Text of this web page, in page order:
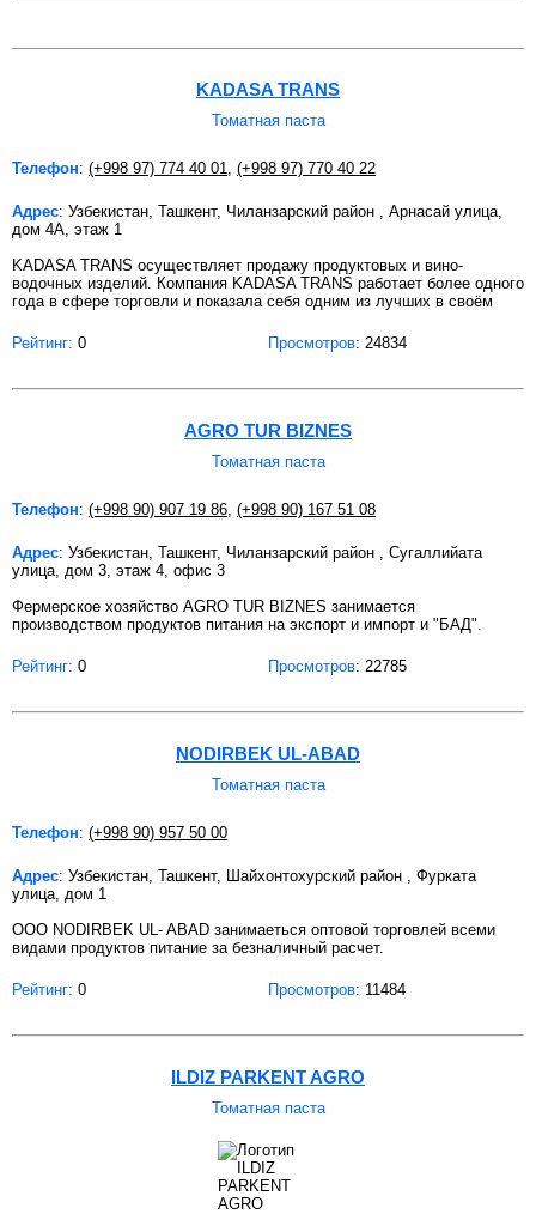
KADASA TRANS
Томатная паста
Телефон: (+998 97) 774 40 01 (+998 97) 770 40 22
Адрес: Узбекистан, Ташкент, Чиланзарский район , Арнасай улица,
дом 4A, этаж 1
KADASA TRANS осуществляет продажу продуктовых и вино-
водочных изделий. Компания KADASA TRANS работает более одного
года в сфере торговли и показала себя одним из лучших в своём
Рейтинг: 0 Просмотров: 24834
AGRO TUR BIZNES
Томатная паста
Телефон: (+998 90) 907 19 86 (+998 90) 167 51 08
Адрес: Узбекистан, Ташкент, Чиланзарский район , Сугаллийата
улица, дом 3, этаж 4, офис 3
Фермерское хозяйство AGRO TUR BIZNES занимается
производством продуктов питания на экспорт и импорт и "БАД".
Рейтинг: 0 Просмотров: 22785
NODIRBEK UL-ABAD
Томатная паста
Телефон: (+998 90) 957 50 00
Адрес: Узбекистан, Ташкент, Шайхонтохурский район , Фурката
улица, дом 1
OOO NODIRBEK UL- ABAD занимаеться оптовой торговлей всеми
видами продуктов питание за безналичный расчет.
Рейтинг: 0 Просмотров: 11484
ILDIZ PARKENT AGRO
Томатная паста